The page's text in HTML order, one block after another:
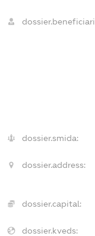
dossier.smida:
dossier.address:
dossier.capital:
dossier.kveds: